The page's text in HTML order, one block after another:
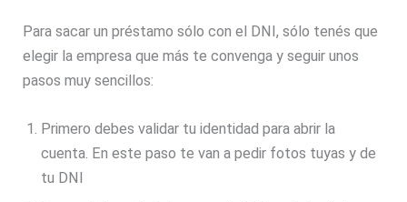
Para sacar un préstamo sólo con el DNI, sólo tenés que
elegir la empresa que más te convenga y seguir unos
pasos muy sencillos:
Primero debes validar tu identidad para abrir la
cuenta. En este paso te van a pedir fotos tuyas y de
tu DNI